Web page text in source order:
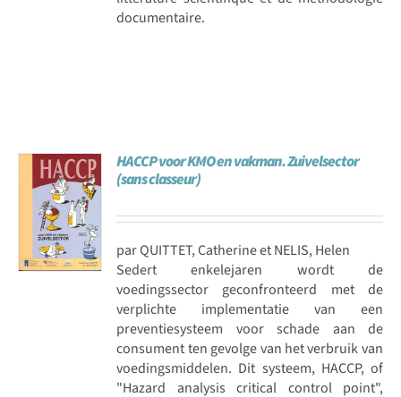
documentaire.
HACCP voor KMO en vakman. Zuivelsector
(sans classeur)
par QUITTET, Catherine et NELIS, Helen
Sedert enkelejaren wordt de
voedingssector geconfronteerd met de
verplichte implementatie van een
preventiesysteem voor schade aan de
consument ten gevolge van het verbruik van
voedingsmiddelen. Dit systeem, HACCP, of
"Hazard analysis critical control point",